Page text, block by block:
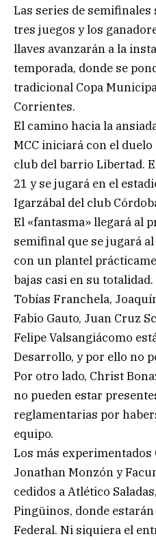
Las series de
tres juegos y los
llaves avanzarán a la
temporada, donde se
tradicional Copa
Corrientes.
El camino hacia la
MCC iniciará con el
club del barrio Libertad.
21 y se jugará en el
Igarzábal del club
El «fantasma» llegará al
semifinal que se jugará
con un plantel
bajas casi en su totalidad.
Tobías Franchela,
Fabio Gauto, Juan Cruz
Felipe Valsangiácomo
Desarrollo, y por ello no
Por otro lado, Christ
no pueden estar
reglamentarias por
equipo.
Los más experimentados
Jonathan Monzón y
cedidos a Atlético
Pingüinos, donde
Federal. Ni siquiera el